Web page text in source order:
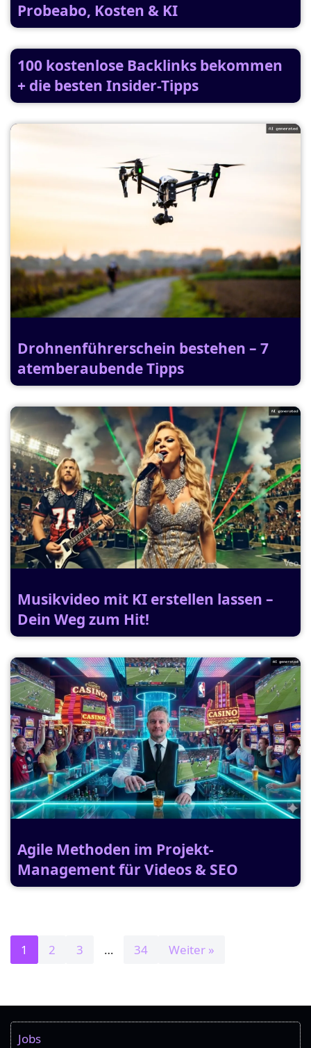
Probeabo, Kosten & KI
100 kostenlose Backlinks bekommen
+ die besten Insider-Tipps
Drohnenführerschein bestehen – 7
atemberaubende Tipps
Musikvideo mit KI erstellen lassen –
Dein Weg zum Hit!
Agile Methoden im Projekt-
Management für Videos & SEO
1 2 3 … 34 Weiter »
Jobs